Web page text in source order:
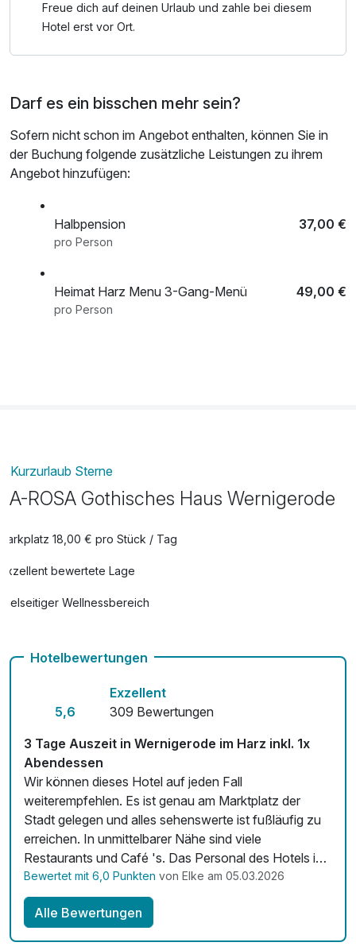
Freue dich auf deinen Urlaub und zahle bei diesem
Hotel erst vor Ort.
Darf es ein bisschen mehr sein?
Sofern nicht schon im Angebot enthalten, können Sie in
der Buchung folgende zusätzliche Leistungen zu ihrem
Angebot hinzufügen:
Halbpension 37,00 €
pro Person
Heimat Harz Menu 3-Gang-Menü 49,00 €
pro Person
Kurzurlaub Sterne
A-ROSA Gothisches Haus Wernigerode
Parkplatz 18,00 € pro Stück / Tag
Exzellent bewertete Lage
Vielseitiger Wellnessbereich
Auch vegetarische Speisen
Fahrradverleih für 10,00 € pro Person / Tag
Kostenloses W-LAN
Zimmerservice verfügbar
Mit Hotelbar
Hotelbewertungen
5,6
Exzellent
309 Bewertungen
3 Tage Auszeit in Wernigerode im Harz inkl. 1x
Abendessen
Wir können dieses Hotel auf jeden Fall
weiterempfehlen. Es ist genau am Marktplatz der
Stadt gelegen und alles sehenswerte ist fußläufig zu
erreichen. In unmittelbarer Nähe sind viele
Restaurants und Café 's. Das Personal des Hotels ist
sehr freundlich und zuvorkommend. Die Zimmer sind
gut ausgestattet und sauber. Der Wellnessbereich ist
vollkommen ausreichend und ebenfalls gepflegt und
Bewertet mit 6,0 Punkten von Elke am 05.03.2026
Alle Bewertungen